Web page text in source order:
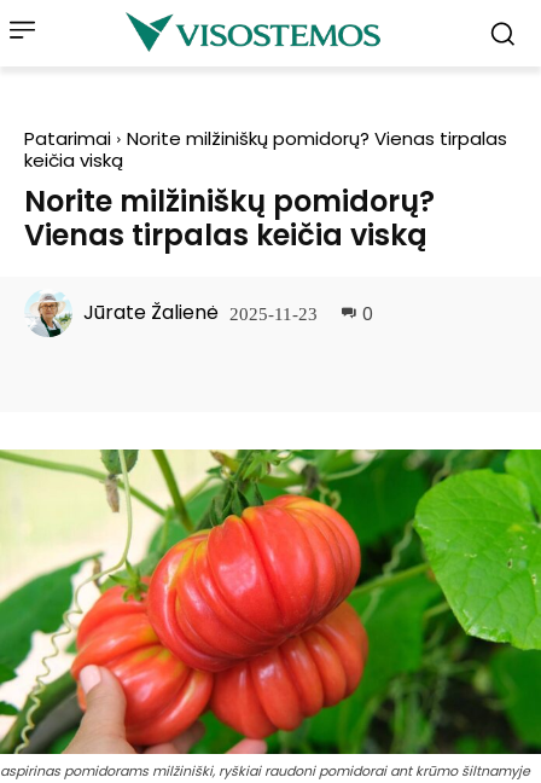
Patarimai
Norite milžiniškų pomidorų? Vienas tirpalas
keičia viską
Norite milžiniškų pomidorų?
Vienas tirpalas keičia viską
Jūrate Žalienė 2025-11-23 0
aspirinas pomidorams milžiniški, ryškiai raudoni pomidorai ant krūmo šiltnamyje